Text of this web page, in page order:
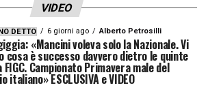
VIDEO
DETTO 6 giorni ago Alberto Petrosilli
«Mancini voleva solo la Nazionale. Vi
cosa è successo davvero dietro le quinte
FIGC. Campionato Primavera male del
italiano» ESCLUSIVA e VIDEO